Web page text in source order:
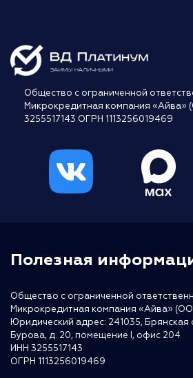
Общество с ограниченной
Микрокредитная компания
3255517143 ОГРН 1113256019469
Полезная
Общество с ограниченной
Микрокредитная компания «Айва»
Юридический адрес: 241035, Брянская
Бурова, д. 20, помещение I, офис 204
ИНН 3255517143
ОГРН 1113256019469